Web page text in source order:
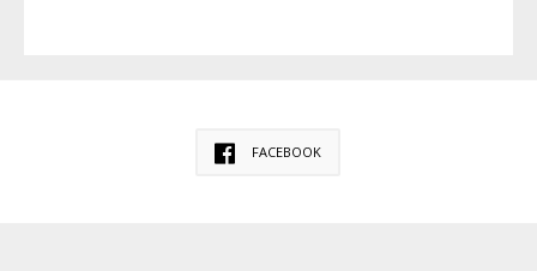
FACEBOOK